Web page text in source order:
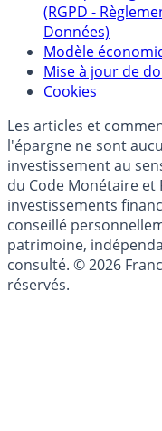
Collecte avis
Politique de
(RGPD -
Données)
Modèle
Cookies
Les articles et
l'épargne ne sont
investissement au
du Code Monétaire et
investissements
conseillé
patrimoine,